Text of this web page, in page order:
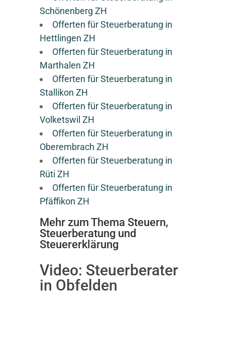
Schönenberg ZH
Offerten für Steuerberatung in
Hettlingen ZH
Offerten für Steuerberatung in
Marthalen ZH
Offerten für Steuerberatung in
Stallikon ZH
Offerten für Steuerberatung in
Volketswil ZH
Offerten für Steuerberatung in
Oberembrach ZH
Offerten für Steuerberatung in
Rüti ZH
Offerten für Steuerberatung in
Pfäffikon ZH
Mehr zum Thema Steuern,
Steuerberatung und
Steuererklärung
Video: Steuerberater
in Obfelden